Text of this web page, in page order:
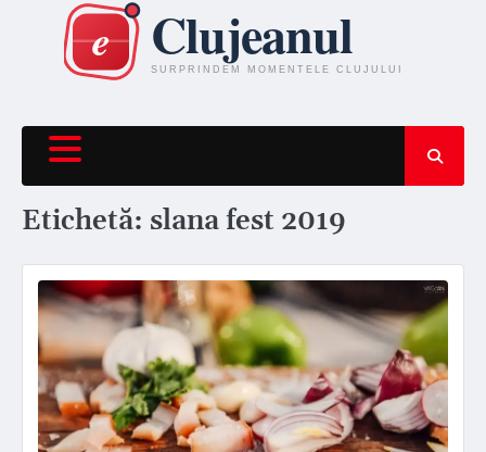
content
Etichetă: slana fest 2019